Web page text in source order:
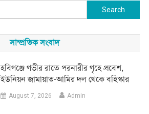
Search
সাম্প্রতিক সংবাদ
হবিগঞ্জে গভীর রাতে পরনারীর গৃহে প্রবেশ,
ইউনিয়ন জামায়াত-আমির দল থেকে বহিস্কার
August 7, 2026 Admin